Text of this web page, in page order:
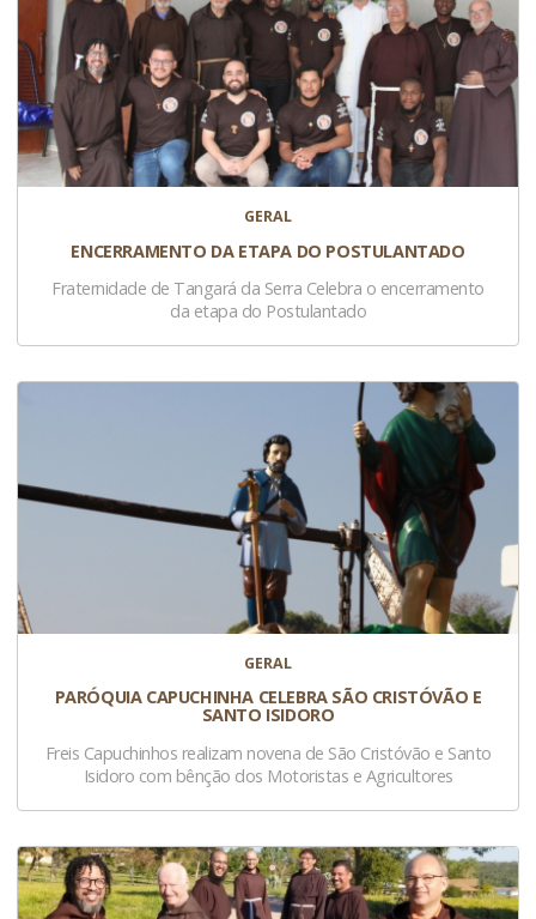
GERAL
ENCERRAMENTO DA ETAPA DO POSTULANTADO
Fraternidade de Tangará da Serra Celebra o encerramento
da etapa do Postulantado
GERAL
PARÓQUIA CAPUCHINHA CELEBRA SÃO CRISTÓVÃO E
SANTO ISIDORO
Freis Capuchinhos realizam novena de São Cristóvão e Santo
Isidoro com bênção dos Motoristas e Agricultores